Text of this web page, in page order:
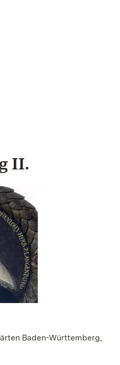
II.
Baden-Württemberg,